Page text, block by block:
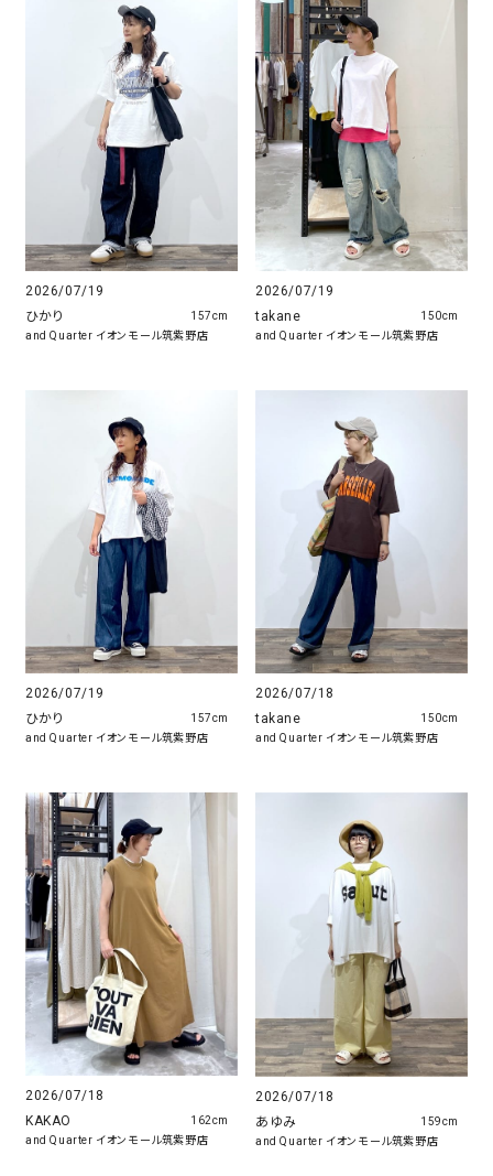
2026/07/19
ひかり
and Quarter イオンモール筑紫野店
157cm
2026/07/19
takane
and Quarter イオンモール筑紫野店
150cm
2026/07/19
ひかり
and Quarter イオンモール筑紫野店
157cm
2026/07/18
takane
and Quarter イオンモール筑紫野店
150cm
2026/07/18
KAKAO
and Quarter イオンモール筑紫野店
162cm
2026/07/18
あゆみ
and Quarter イオンモール筑紫野店
159cm